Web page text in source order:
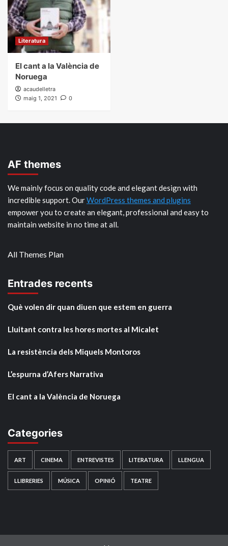
Literatura
El cant a la València de
Noruega
acaudelletra
maig 1, 2021
0
AF themes
We mainly focus on quality code and elegant design with
incredible support. OurWordPress themes and plugins
empower you to create an elegant, professional and easy to
maintain website in no time at all.
All Themes Plan
Entrades recents
Què volen dir quan diuen que estem en guerra
Lluitant contra les hores mortes al Micalet
La resistència dels Miquels Montoros
L’espurna d’Afers Narrativa
El cant a la València de Noruega
Categories
ART CINEMA ENTREVISTES LITERATURA LLENGUA
LLIBRERIES MÚSICA OPINIÓ TEATRE